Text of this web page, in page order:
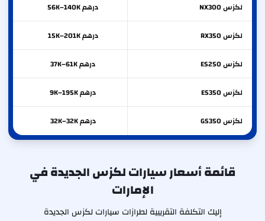
لكزسNX300 درهم 56K–140K
لكزسRX350 درهم 15K–201K
لكزسES250 درهم 37K–61K
لكزسES350 درهم 9K–195K
لكزسGS350 درهم 32K–32K
قائمة أسعار سيارات لكزس الجديدة في
الإمارات
إليك التكلفة التقريبية لطرازات سيارات لكزس الجديدة